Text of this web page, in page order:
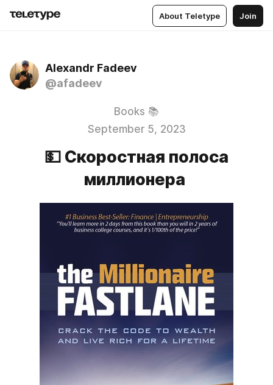
About Teletype Join
Alexandr Fadeev
@afadeev
Books 📚
September 5, 2023
💵 Скоростная полоса
миллионера